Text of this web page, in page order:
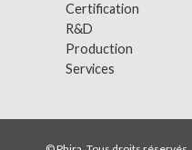
Certification
R&D
Production
Services